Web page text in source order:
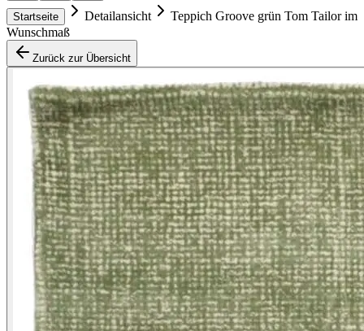
Startseite Detailansicht
Teppich Groove grün Tom Tailor im
Wunschmaß
Zurück zur Übersicht